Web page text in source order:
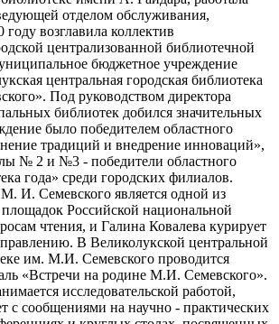
отделом обслуживания,
возглавила коллектив
централизованной библиотечной
бюджетное учреждение
центральная городская библиотека
Под руководством директора
библиотек добился значительных
было победителем областного
традиций и внедрение инноваций»,
№ 2 и №3 - победители областного
года» среди городских филиалов.
И. Семевского является одной из
площадок Российской национальной
чтения, и Галина Ковалева курирует
В Великолукской центральной
им. М.И. Семевского проводится
«Встречи на родине М.И. Семевского».
исследовательской работой,
с сообщениями на научно - практических